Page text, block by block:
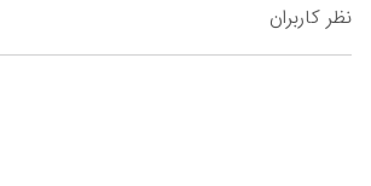
نظر کاربران